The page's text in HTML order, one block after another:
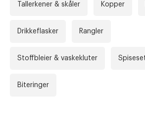
Tallerkener & skåler Kopper
Drikkeflasker Rangler
Stoffbleier & vaskekluter
Biteringer